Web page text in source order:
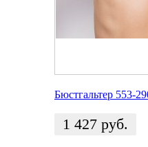
Бюстгальтер 553-
1 427 руб.